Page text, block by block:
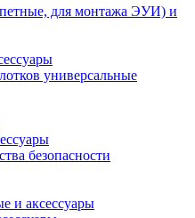
для монтажа ЭУИ) и
универсальные
безопасности
и аксессуары